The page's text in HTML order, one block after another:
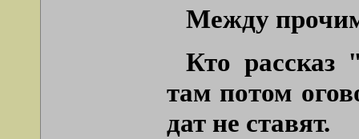
Между
Кто рассказ
там потом
дат не ставят.